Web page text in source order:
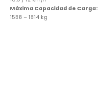
Máxima Capacidad de Carga:
1588 – 1814 kg